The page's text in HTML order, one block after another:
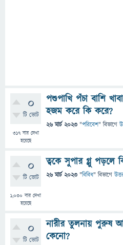
0
টি ভোট
317বার দেখা
হয়েছে
পশুপাখি পঁচা বাশি
হজম করে কি করে?
26 মার্চ 2023 "পরিবেশ" বিভাগে
0
টি ভোট
1,030 বার দেখা
হয়েছে
ত্বকে সুপার গ্লু পড়লে
26 মার্চ 2023 "বিবিধ" বিভাগে
0
টি ভোট
নারীর তুলনায় পুরুষ
কেনো?